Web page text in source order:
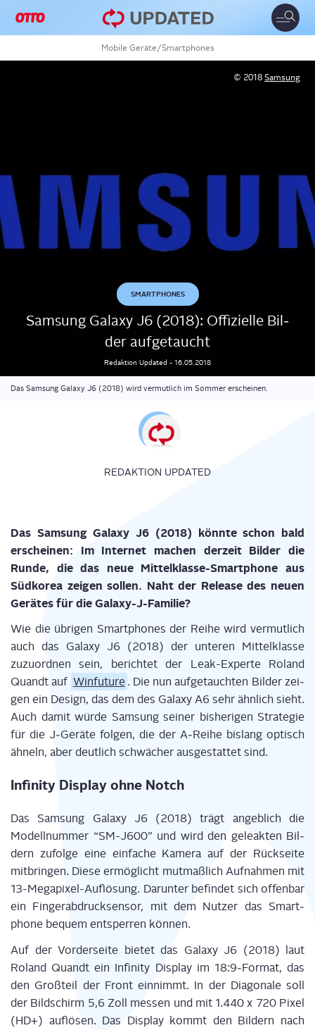
Toggle
Mobile Geräte/Smartphones
© 2018 Samsung
SMARTPHONES
Sam­sung Gala­xy J6 (2018): Offi­zi­el­le Bil­
der aufgetaucht
Redaktion Updated - 16.05.2018
Das Samsung Galaxy J6 (2018) wird vermutlich im Sommer erscheinen.
REDAKTION UPDATED
Das Sam­sung Gala­xy J6 (2018) könn­te schon bald
erschei­nen: Im Inter­net machen der­zeit Bil­der die
Run­de, die das neue Mit­tel­klas­se-Smart­phone aus
Süd­ko­rea zei­gen sol­len. Naht der Release des neu­en
Gerä­tes für die Galaxy-J-Familie?
Wie die übri­gen Smart­phones der Rei­he wird ver­mut­lich
auch das Gala­xy J6 (2018) der unte­ren Mit­tel­klas­se
zuzu­ord­nen sein, berich­tet der Leak-Exper­te Roland
Quandt auf Win­fu­ture . Die nun auf­ge­tauch­ten Bil­der zei­
gen ein Design, das dem des Gala­xy A6 sehr ähn­lich sieht.
Auch damit wür­de Sam­sung sei­ner bis­he­ri­gen Stra­te­gie
für die J‑Geräte fol­gen, die der A‑Reihe bis­lang optisch
ähneln, aber deut­lich schwä­cher aus­ge­stat­tet sind.
Infi­ni­ty Dis­play ohne Notch
Das Sam­sung Gala­xy J6 (2018) trägt angeb­lich die
Modell­num­mer “SM-J600” und wird den gele­ak­ten Bil­
dern zufol­ge eine ein­fa­che Kame­ra auf der Rück­sei­te
mit­brin­gen. Die­se ermög­licht mut­maß­lich Auf­nah­men mit
13-Mega­pi­xel-Auf­lö­sung. Dar­un­ter befin­det sich offen­bar
ein Fin­ger­ab­druck­sen­sor, mit dem Nut­zer das Smart­
phone bequem ent­sper­ren können.
Auf der Vor­der­sei­te bie­tet das Gala­xy J6 (2018) laut
Roland Quandt ein Infi­ni­ty Dis­play im 18:9‑Format, das
den Groß­teil der Front ein­nimmt. In der Dia­go­na­le soll
der Bild­schirm 5,6 Zoll mes­sen und mit 1.440 x 720 Pixel
(HD+) auf­lö­sen. Das Dis­play kommt den Bil­dern nach